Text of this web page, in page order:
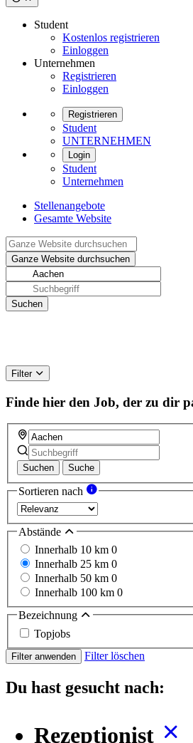
Student
Kostenlos registrieren
Einloggen
Unternehmen
Registrieren
Einloggen
Registrieren
Student
UNTERNEHMEN
Login
Student
Unternehmen
Stellenangebote
Gesamte Website
Filter
Finde hier den Job, der zu dir
Suchen Suche
Sortieren nach
Abstände
Innerhalb 10 km 0
Innerhalb 25 km 0
Innerhalb 50 km 0
Innerhalb 100 km 0
Bezeichnung
Topjobs
Filter anwenden Filter löschen
Du hast gesucht nach:
Rezeptionist